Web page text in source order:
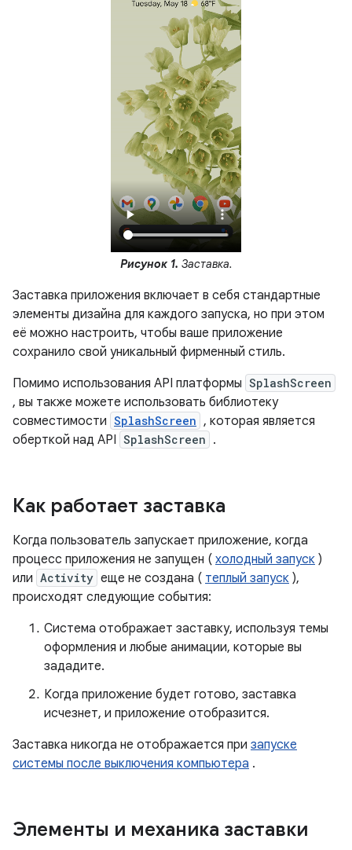
Рисунок 1. Заставка.
Заставка приложения включает в себя стандартные
элементы дизайна для каждого запуска, но при этом
её можно настроить, чтобы ваше приложение
сохранило свой уникальный фирменный стиль.
Помимо использования API платформы SplashScreen
, вы также можете использовать библиотеку
совместимости SplashScreen , которая является
оберткой над API SplashScreen .
Как работает заставка
Когда пользователь запускает приложение, когда
процесс приложения не запущен ( холодный запуск )
или Activity еще не создана ( теплый запуск ),
происходят следующие события:
Система отображает заставку, используя темы
оформления и любые анимации, которые вы
зададите.
Когда приложение будет готово, заставка
исчезнет, ​​и приложение отобразится.
Заставка никогда не отображается при запуске
системы после выключения компьютера .
Элементы и механика заставки